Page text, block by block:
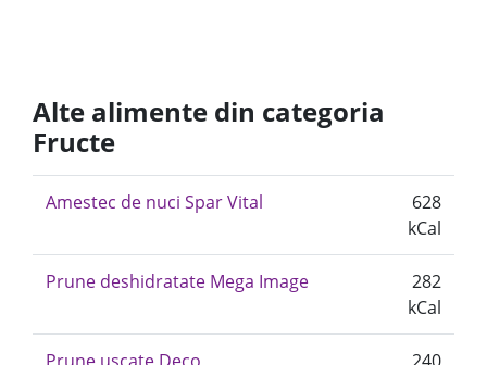
Alte alimente din categoria
Fructe
Amestec de nuci Spar Vital
628
kCal
Prune deshidratate Mega Image
282
kCal